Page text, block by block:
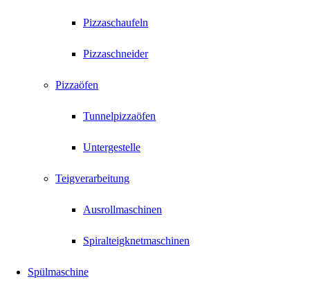
Pizzaschaufeln
Pizzaschneider
Pizzaöfen
Tunnelpizzaöfen
Untergestelle
Teigverarbeitung
Ausrollmaschinen
Spiralteigknetmaschinen
Spülmaschine